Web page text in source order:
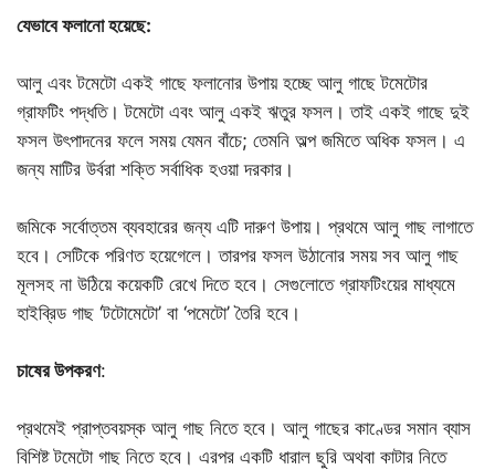
যেভাবে ফলানো হয়েছে:
আলু এবং টমেটো একই গাছে ফলানোর উপায় হচ্ছে আলু গাছে টমেটোর
গ্রাফটিং পদ্ধতি। টমেটো এবং আলু একই ঋতুর ফসল। তাই একই গাছে দুই
ফসল উৎপাদনের ফলে সময় যেমন বাঁচে; তেমনি অল্প জমিতে অধিক ফসল। এ
জন্য মাটির উর্বরা শক্তি সর্বাধিক হওয়া দরকার।
জমিকে সর্বোত্তম ব্যবহারের জন্য এটি দারুণ উপায়। প্রথমে আলু গাছ লাগাতে
হবে। সেটিকে পরিণত হয়েগেলে। তারপর ফসল উঠানোর সময় সব আলু গাছ
মূলসহ না উঠিয়ে কয়েকটি রেখে দিতে হবে। সেগুলোতে গ্রাফটিংয়ের মাধ্যমে
হাইব্রিড গাছ ‘টটোমেটো’ বা ‘পমেটো’ তৈরি হবে।
চাষের উপকরণ:
প্রথমেই প্রাপ্তবয়স্ক আলু গাছ নিতে হবে। আলু গাছের কাণ্ডের সমান ব্যাস
বিশিষ্ট টমেটো গাছ নিতে হবে। এরপর একটি ধারাল ছুরি অথবা কাটার নিতে